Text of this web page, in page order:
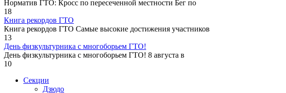
Норматив ГТО: Кросс по пересеченной местности Бег по
18
Книга рекордов ГТО
Книга рекордов ГТО Самые высокие достижения участников
13
День физкультурника с многоборьем ГТО!
День физкультурника с многоборьем ГТО! 8 августа в
10
Секции
Дзюдо